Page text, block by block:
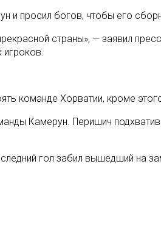
и просил богов, чтобы его
страны», — заявил
игроков.
команде Хорватии, кроме
Камерун. Перишич
гол забил вышедший на